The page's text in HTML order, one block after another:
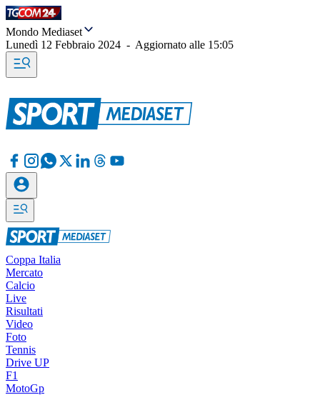
Mondo Mediaset
Lunedì 12 Febbraio 2024 - Aggiornato alle 15:05
Coppa Italia
Mercato
Calcio
Live
Risultati
Video
Foto
Tennis
Drive UP
F1
MotoGp